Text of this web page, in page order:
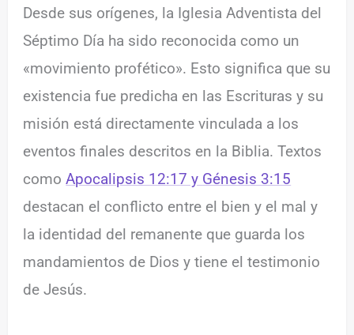
Desde sus orígenes, la Iglesia Adventista del
Séptimo Día ha sido reconocida como un
«movimiento profético». Esto significa que su
existencia fue predicha en las Escrituras y su
misión está directamente vinculada a los
eventos finales descritos en la Biblia. Textos
comoApocalipsis 12:17 y Génesis 3:15
destacan el conflicto entre el bien y el mal y
la identidad del remanente que guarda los
mandamientos de Dios y tiene el testimonio
de Jesús.